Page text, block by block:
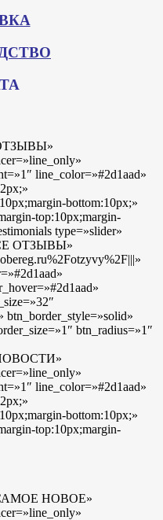
line_color=»#2d1aad»
bottom:10px;»
top:10px;margin-
type=»slider»
ОТЗЫВЫ»
btn_border_style=»solid»
btn_radius=»1″
line_color=»#2d1aad»
bottom:10px;»
top:10px;margin-
НОВОЕ»